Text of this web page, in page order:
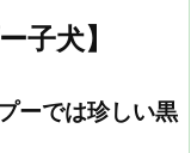
子犬】
ーでは珍しい黒